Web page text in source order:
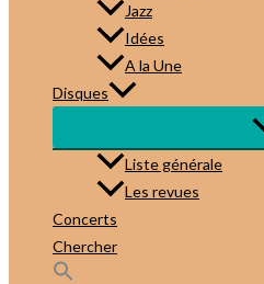
Jazz
Idées
A la Une
Disques
Liste générale
Les revues
Concerts
Chercher